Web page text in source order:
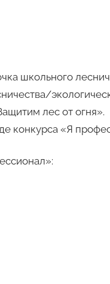
школьного
лес от огня».
конкурса «Я